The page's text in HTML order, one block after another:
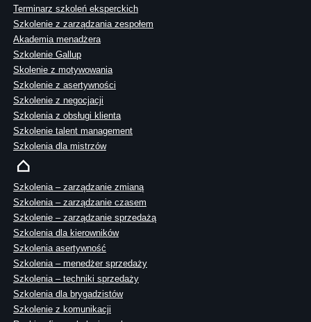
Terminarz szkoleń eksperckich
Szkolenie z zarządzania zespołem
Akademia menadżera
Szkolenie Gallup
Skolenie z motywowania
Szkolenie z asertywności
Szkolenie z negocjacji
Szkolenia z obsługi klienta
Szkolenie talent management
Szkolenia dla mistrzów
Szkolenia – zarządzanie zmianą
Szkolenia – zarządzanie czasem
Szkolenie – zarządzanie sprzedażą
Szkolenia dla kierowników
Szkolenia asertywność
Szkolenia – menedżer sprzedaży
Szkolenia – techniki sprzedaży
Szkolenia dla brygadzistów
Szkolenie z komunikacji